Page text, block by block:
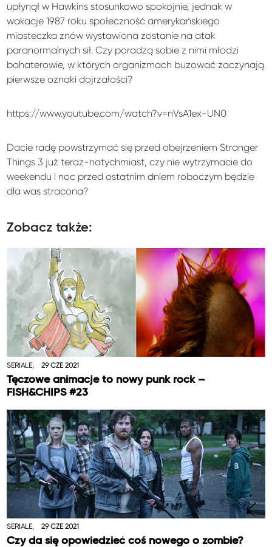
upłynął w Hawkins stosunkowo spokojnie, jednak w
wakacje 1987 roku społeczność amerykańskiego
miasteczka znów wystawiona zostanie na atak
paranormalnych sił. Czy poradzą sobie z nimi młodzi
bohaterowie, w których organizmach buzować zaczynają
pierwsze oznaki dojrzałości?
https://www.youtube.com/watch?v=nVsA1ex-UN0
Dacie radę powstrzymać się przed obejrzeniem Stranger
Things 3 już teraz-natychmiast, czy nie wytrzymacie do
weekendu i noc przed ostatnim dniem roboczym będzie
dla was stracona?
Zobacz także:
SERIALE, 29 CZE 2021
Tęczowe animacje to nowy punk rock –
FISH&CHIPS #23
SERIALE, 29 CZE 2021
Czy da się opowiedzieć coś nowego o zombie?